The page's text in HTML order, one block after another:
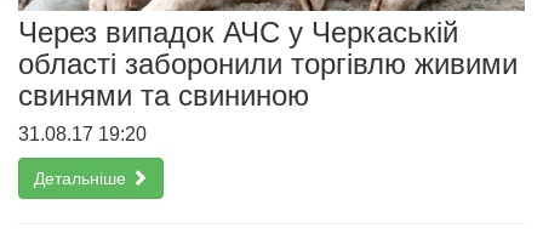
Через випадок АЧС у Черкаській
області заборонили торгівлю живими
свинями та свининою
31.08.17 19:20
Детальніше